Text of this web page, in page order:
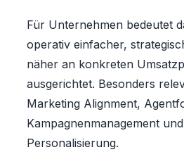
Für Unternehmen bedeutet
operativ einfacher,
näher an konkreten
ausgerichtet. Besonders
Marketing Alignment,
Kampagnenmanagement
Personalisierung.